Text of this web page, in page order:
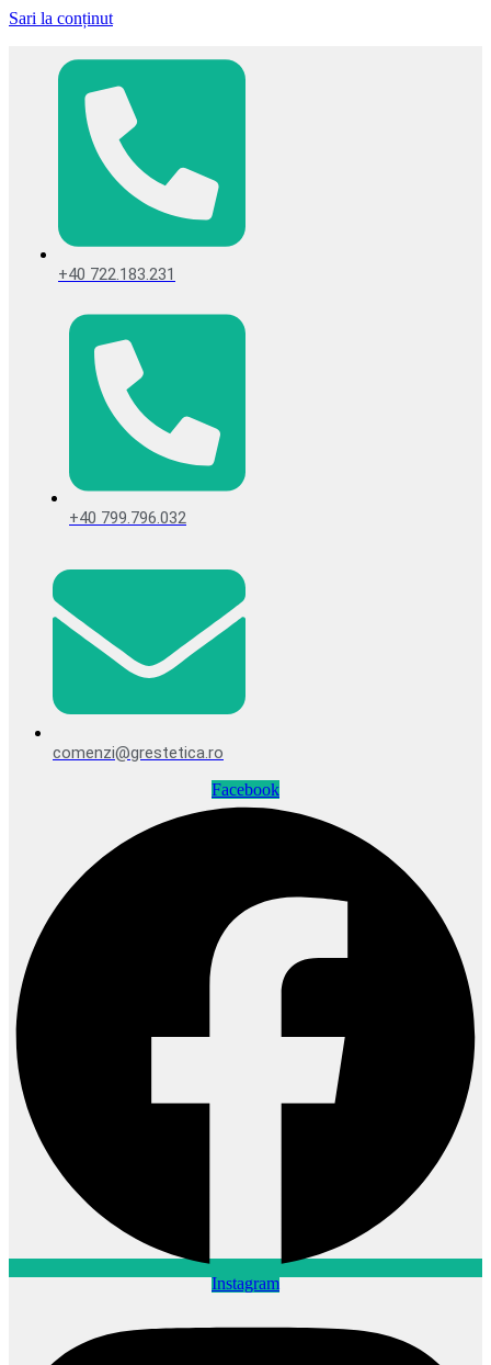
Sari la conținut
+40 722.183.231
+40 799.796.032
comenzi@grestetica.ro
Facebook
Instagram